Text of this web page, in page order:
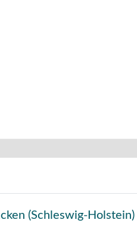
(Schleswig-Holstein)